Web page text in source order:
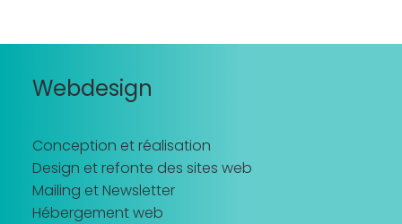
Webdesign
Conception et réalisation
Design et refonte des sites web
Mailing et Newsletter
Hébergement web